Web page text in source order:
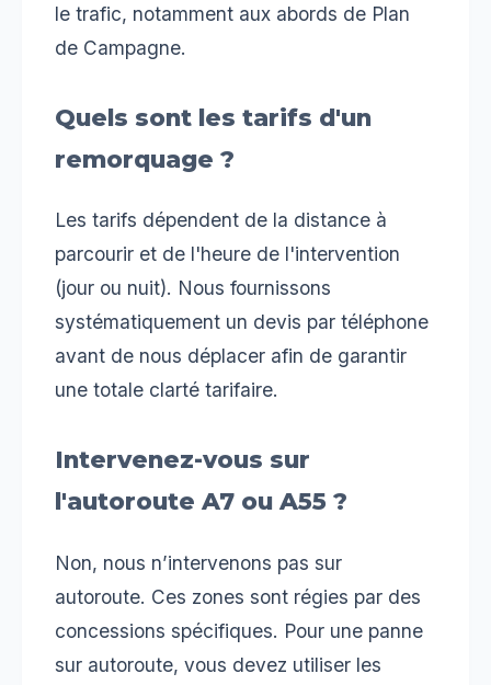
le trafic, notamment aux abords de Plan
de Campagne.
Quels sont les tarifs d'un
remorquage ?
Les tarifs dépendent de la distance à
parcourir et de l'heure de l'intervention
(jour ou nuit). Nous fournissons
systématiquement un devis par téléphone
avant de nous déplacer afin de garantir
une totale clarté tarifaire.
Intervenez-vous sur
l'autoroute A7 ou A55 ?
Non, nous n’intervenons pas sur
autoroute. Ces zones sont régies par des
concessions spécifiques. Pour une panne
sur autoroute, vous devez utiliser les